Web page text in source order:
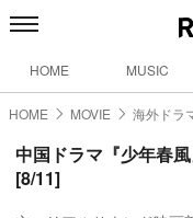
HOME MUSIC
HOME MOVIE 海外ドラ
中国ドラマ『少年春
[8/11]